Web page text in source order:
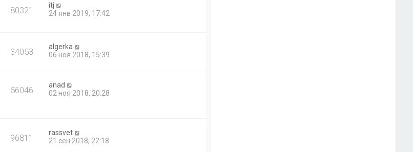
80321
itj
24 янв 2019, 17:42
34053
algerka
06 ноя 2018, 15:39
56046
anad
02 ноя 2018, 20:28
96811
rassvet
21 сен 2018, 22:18